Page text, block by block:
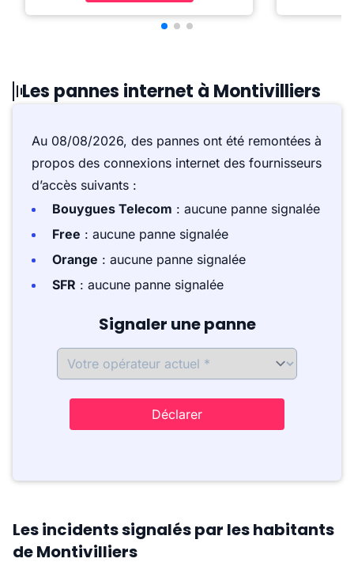
Les pannes internet à Montivilliers
Au 08/08/2026, des pannes ont été remontées à
propos des connexions internet des fournisseurs
d’accès suivants :
Bouygues Telecom : aucune panne signalée
Free : aucune panne signalée
Orange : aucune panne signalée
SFR : aucune panne signalée
Signaler une panne
Déclarer
Les incidents signalés par les habitants
de Montivilliers